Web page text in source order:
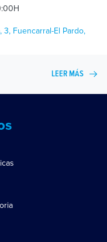
3, Fuencarral-El Pardo,
LEER MÁS